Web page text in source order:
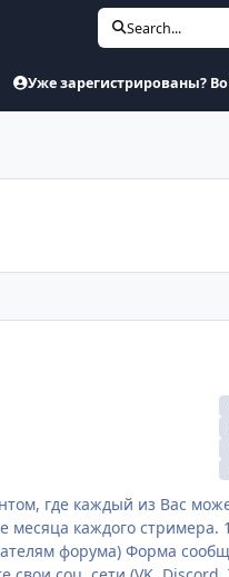
Search...
Уже зарегистрированы?
где каждый из Вас